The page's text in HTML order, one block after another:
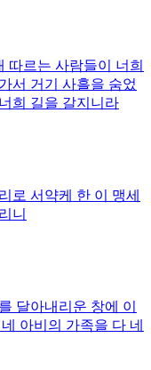
따르는 사람들이 너희
서 거기 사흘을 숨었
희 길을 갈지니라
로 서약케 한 이 맹세
니
달아내리운 창에 이
아비의 가족을 다 네